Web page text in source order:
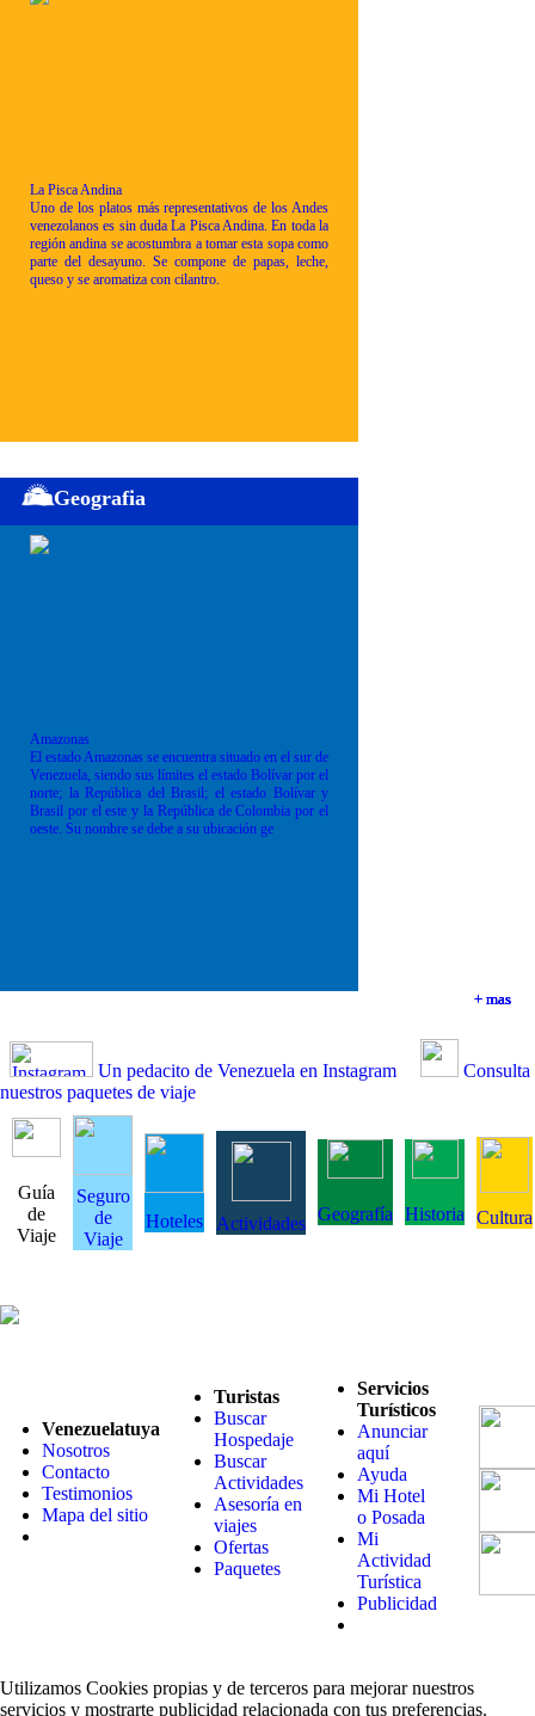
+ mas
+ mas
La Pisca Andina
Uno de los platos más representativos de los Andes
venezolanos es sin duda La Pisca Andina. En toda la
región andina se acostumbra a tomar esta sopa como
parte del desayuno. Se compone de papas, leche,
queso y se aromatiza con cilantro.
+ mas
Geografia
Amazonas
El estado Amazonas se encuentra situado en el sur de
Venezuela, siendo sus límites el estado Bolívar por el
norte; la República del Brasil; el estado Bolívar y
Brasil por el este y la República de Colombia por el
oeste. Su nombre se debe a su ubicación ge
+ mas
Un pedacito de Venezuela en Instagram
Consulta
nuestros paquetes de viaje
Guía
de
Viaje
Seguro
de
Viaje
Hoteles Actividades Geografía Historia Cultura
Venezuelatuya
Nosotros
Contacto
Testimonios
Mapa del sitio
Turistas
Buscar
Hospedaje
Buscar
Actividades
Asesoría en
viajes
Ofertas
Paquetes
Servicios
Turísticos
Anunciar
aquí
Ayuda
Mi Hotel
o Posada
Mi
Actividad
Turística
Publicidad
Utilizamos Cookies propias y de terceros para mejorar nuestros
servicios y mostrarte publicidad relacionada con tus preferencias.